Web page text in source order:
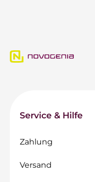
Service & Hilfe
Zahlung
Versand